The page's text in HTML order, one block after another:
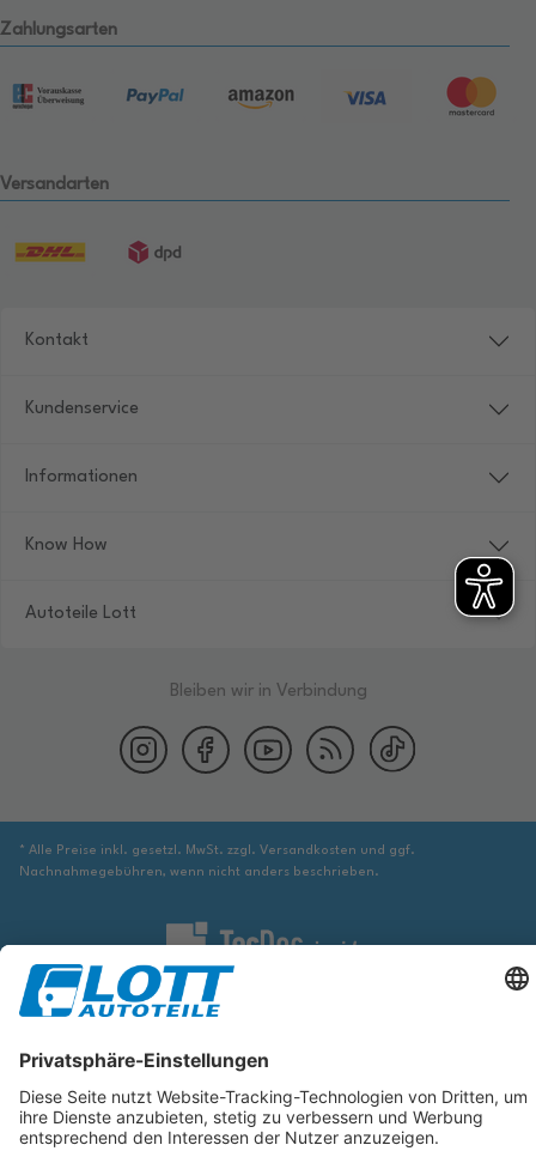
Zahlungsarten
Versandarten
Kontakt
Kundenservice
Informationen
Know How
Autoteile Lott
Bleiben wir in Verbindung
* Alle Preise inkl. gesetzl. MwSt. zzgl. Versandkosten und ggf.
Nachnahmegebühren, wenn nicht anders beschrieben.
Wir sind verpflichtet Sie darauf hinzuweisen, dass Sie ggf. ergänzende
Informationen von geeigneter Stelle beziehen müssen, um sicher zu stellen,
entspricht und für das betreffende Automobil passt.
Die hier angezeigten Daten, insbesondere die gesamte Datenbank, dürfen
nicht kopiert werden. Es ist zu unterlassen, die Daten oder die gesamte
Datenbank ohne vorherige Zustimmung von TecDoc zu vervielfältigen, zu